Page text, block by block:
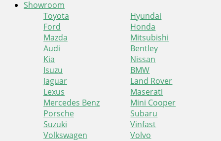
Showroom
Toyota
Hyundai
Ford
Honda
Mazda
Mitsubishi
Audi
Bentley
Kia
Nissan
Isuzu
BMW
Jaguar
Land Rover
Lexus
Maserati
Mercedes Benz
Mini Cooper
Porsche
Subaru
Suzuki
Vinfast
Volkswagen
Volvo